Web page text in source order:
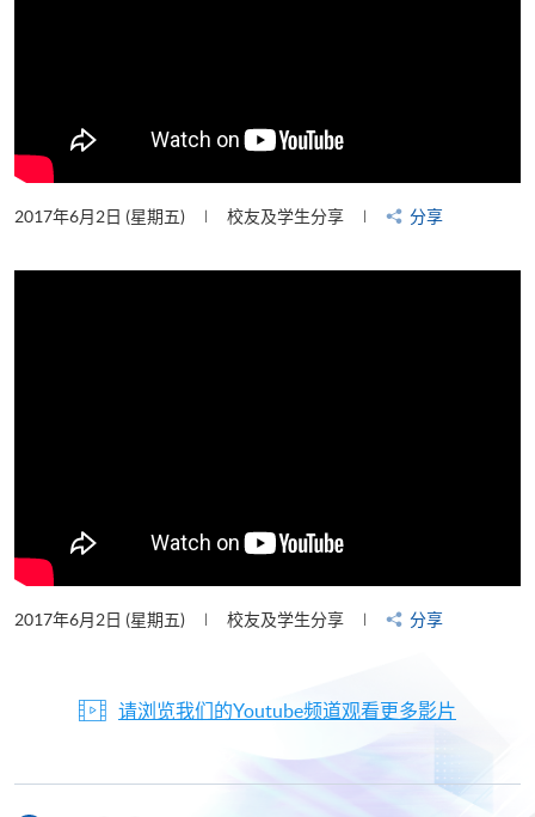
2017年6月2日 (星期五) 校友及学生分享 分享
2017年6月2日 (星期五) 校友及学生分享 分享
请浏览我们的Youtube频道观看更多影片